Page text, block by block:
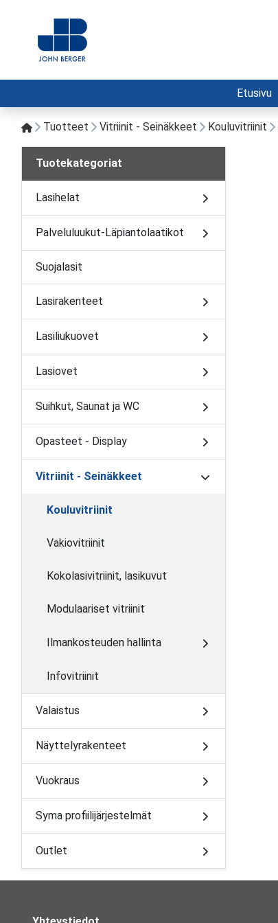
Etusivu
Tuotteet Vitriinit - Seinäkkeet Kouluvitriinit
Tuotekategoriat
Lasihelat
Palveluluukut-Läpiantolaatikot
Suojalasit
Lasirakenteet
Lasiliukuovet
Lasiovet
Suihkut, Saunat ja WC
Opasteet - Display
Vitriinit - Seinäkkeet
Kouluvitriinit
Vakiovitriinit
Kokolasivitriinit, lasikuvut
Modulaariset vitriinit
Ilmankosteuden hallinta
Infovitriinit
Valaistus
Näyttelyrakenteet
Vuokraus
Syma profiilijärjestelmät
Outlet